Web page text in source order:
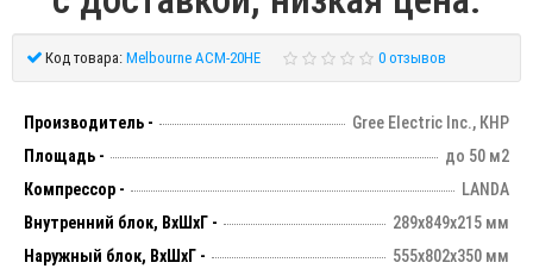
Код товара: Melbourne ACM-20HE 0 отзывов
Производитель -
Gree Electric Inc., КНР
Площадь -
до 50 м2
Компрессор -
LANDA
Внутренний блок, ВхШхГ -
289х849х215 мм
Наружный блок, ВхШхГ -
555х802х350 мм